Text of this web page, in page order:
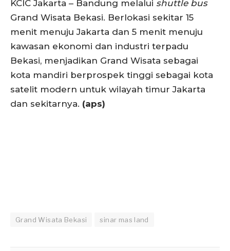
KCIC Jakarta – Bandung melalui shuttle bus
Grand Wisata Bekasi. Berlokasi sekitar 15
menit menuju Jakarta dan 5 menit menuju
kawasan ekonomi dan industri terpadu
Bekasi, menjadikan Grand Wisata sebagai
kota mandiri berprospek tinggi sebagai kota
satelit modern untuk wilayah timur Jakarta
dan sekitarnya. (aps)
Grand Wisata Bekasi sinar mas land